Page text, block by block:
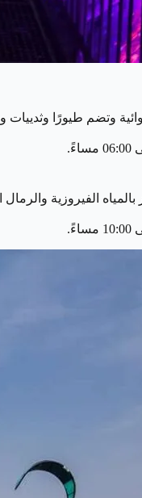
وتضم طيورًا
الفيروزية